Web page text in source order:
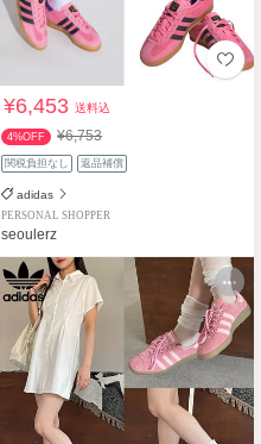
¥6,453送料込
4%OFF ¥6,753
関税負担なし 返品補償
adidas
PERSONAL SHOPPER
seoulerz